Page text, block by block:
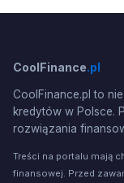
CoolFinance.pl
CoolFinance.pl to
kredytów w Polsce.
rozwiązania
Treści na portalu mają
finansowej. Przed